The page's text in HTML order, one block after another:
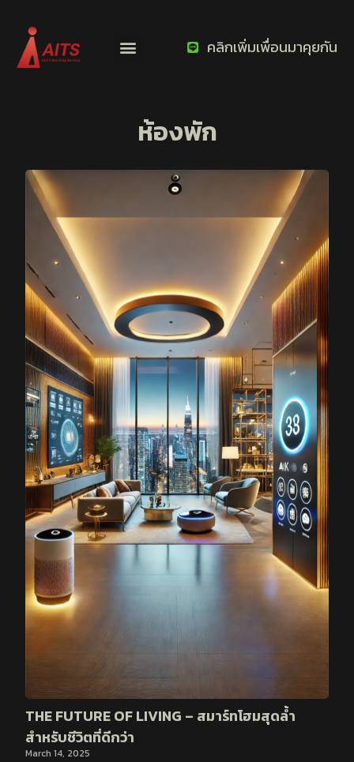
คลิกเพิ่มเพื่อนมาคุยกัน
ห้องพัก
THE FUTURE OF LIVING – สมาร์ทโฮมสุดล้ำ
สำหรับชีวิตที่ดีกว่า
March 14, 2025